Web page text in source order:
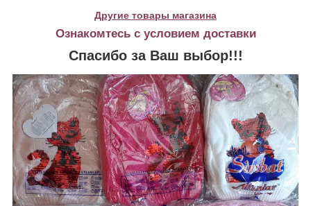
Другие товары магазина
Ознакомтесь с условием доставки
Спасибо за Ваш выбор!!!